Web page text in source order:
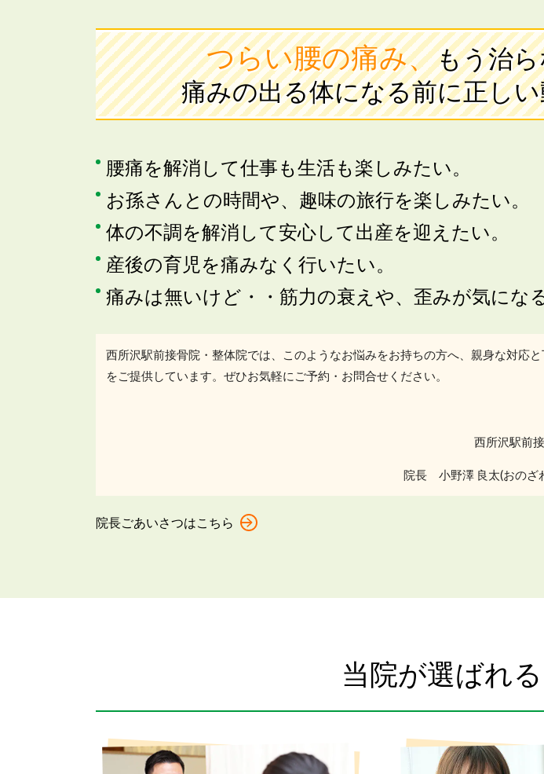
つらい腰の痛み、もう治
痛みの出る体になる前に正し
腰痛を解消して仕事も生活も楽しみたい。
お孫さんとの時間や、趣味の旅行を楽しみたい。
体の不調を解消して安心して出産を迎えたい。
産後の育児を痛みなく行いたい。
痛みは無いけど・・筋力の衰えや、歪みが気にな
西所沢駅前接骨院・整体院では、このようなお悩みをお持ちの方へ、親身な対応
をご提供しています。ぜひお気軽にご予約・お問合せください。
西所沢駅前
院長 小野澤 良太(おのざ
院長ごあいさつはこちら
当院が選ばれる